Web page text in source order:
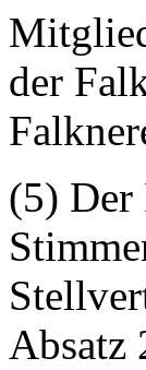
der
(5) Der
Absatz